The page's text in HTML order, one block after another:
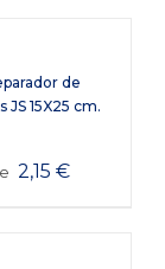
de
15X25 cm.
2,15€